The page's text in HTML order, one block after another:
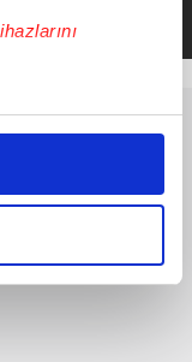
özel
yaparken
sunmak
adına
bu noktada,
tek gelir